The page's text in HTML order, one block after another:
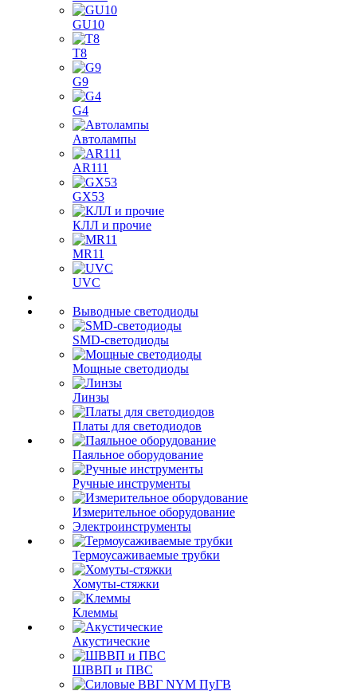
GU10
T8
G9
G4
Автолампы
AR111
GX53
КЛЛ и прочие
MR11
UVC
Выводные светодиоды
SMD-светодиоды
Мощные светодиоды
Линзы
Платы для светодиодов
Паяльное оборудование
Ручные инструменты
Измерительное оборудование
Электроинструменты
Термоусаживаемые трубки
Хомуты-стяжки
Клеммы
Акустические
ШВВП и ПВС